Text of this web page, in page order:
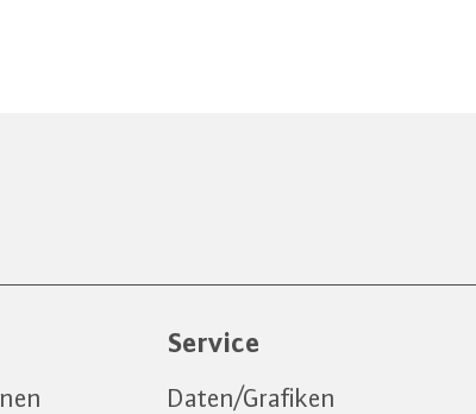
Service
Daten/Grafiken